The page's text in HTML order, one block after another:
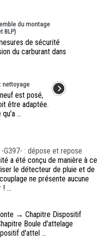
du montage
BLP)
de sécurité
du carburant dans
nettoyage
est posé,
être adaptée.
...
G397- : dépose et repose
a été conçu de manière à ce
le détecteur de pluie et de
ne présente aucune
...
→ Chapitre Dispositif
Boule d'attelage
d'attel ...